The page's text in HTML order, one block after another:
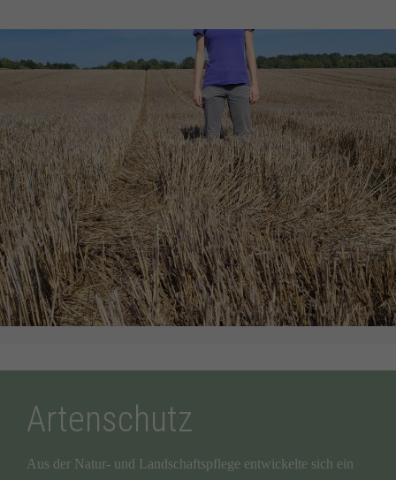
Artenschutz
Aus der Natur- und Landschaftspflege entwickelte sich ein